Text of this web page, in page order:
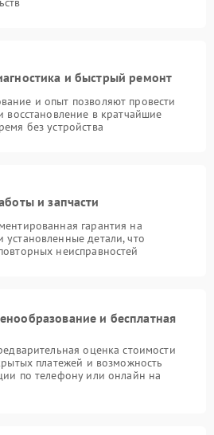
и быстрый ремонт
и опыт позволяют провести
восстановление в кратчайшие
без устройства
и запчасти
гарантия на
детали, что
неисправностей
и бесплатная
оценка стоимости
платежей и возможность
по телефону или онлайн на